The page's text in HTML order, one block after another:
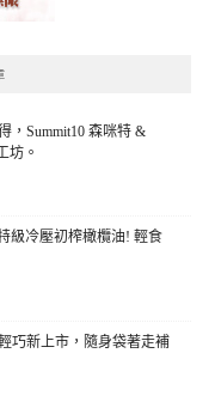
，Summit10 森咪特 &
坊。
級冷壓初榨橄欖油! 輕食
巧新上市，隨身袋著走補